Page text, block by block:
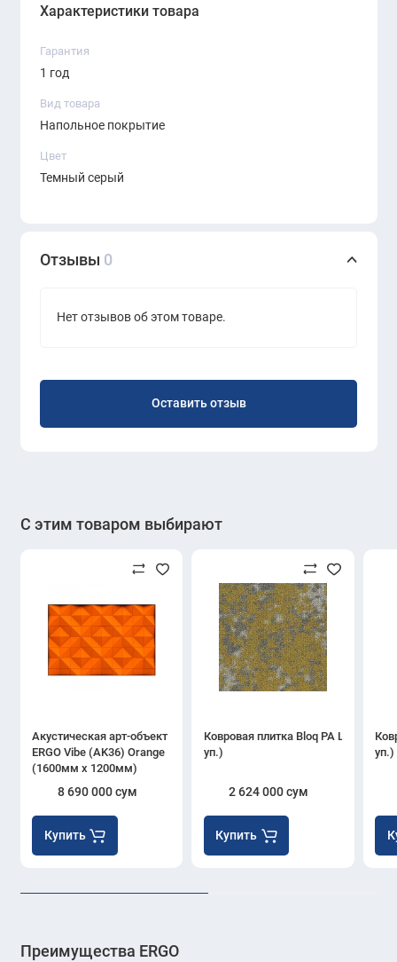
Характеристики товара
Гарантия
1 год
Вид товара
Напольное покрытие
Цвет
Темный серый
Отзывы 0
Нет отзывов об этом товаре.
Оставить отзыв
С этим товаром выбирают
Акустическая арт-объект
ERGO Vibe (AK36) Orange
(1600мм x 1200мм)
8 690 000 сум
Купить
Ковровая плитка Bloq PA Large
уп.)
2 624 000 сум
Купить
уп.)
Преимущества ERGO